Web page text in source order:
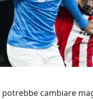
potrebbe cambiare